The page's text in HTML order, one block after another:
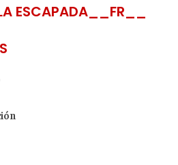
ESCAPADA__FR__